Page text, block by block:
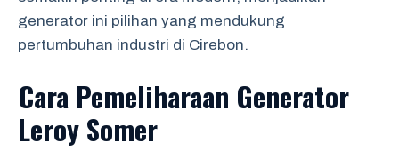
generator ini pilihan yang mendukung
pertumbuhan industri di Cirebon.
Cara Pemeliharaan Generator
Leroy Somer